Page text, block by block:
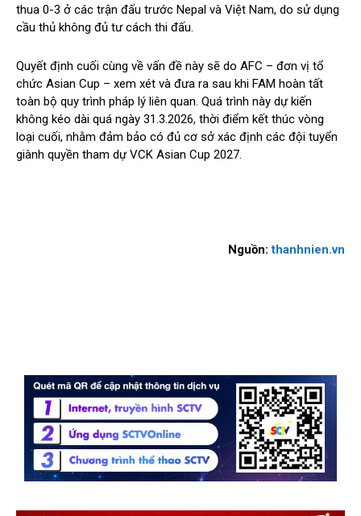
thua 0-3 ở các trận đấu trước Nepal và Việt Nam, do sử dụng
cầu thủ không đủ tư cách thi đấu.
Quyết định cuối cùng về vấn đề này sẽ do AFC – đơn vị tổ
chức Asian Cup – xem xét và đưa ra sau khi FAM hoàn tất
toàn bộ quy trình pháp lý liên quan. Quá trình này dự kiến
không kéo dài quá ngày 31.3.2026, thời điểm kết thúc vòng
loại cuối, nhằm đảm bảo có đủ cơ sở xác định các đội tuyển
giành quyền tham dự VCK Asian Cup 2027.
Nguồn:thanhnien.vn